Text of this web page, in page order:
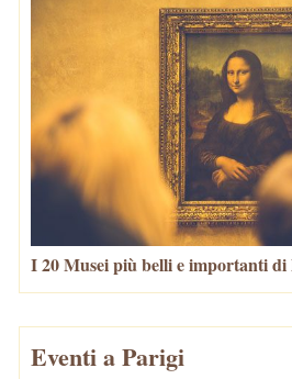
I 20 Musei più belli e importanti
Eventi a Parigi